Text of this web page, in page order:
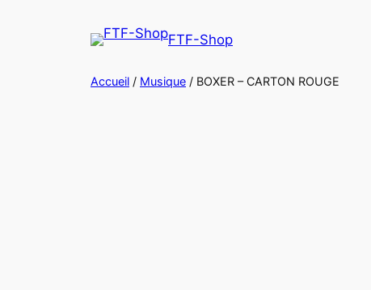
FTF-Shop
Accueil / Musique / BOXER – CARTON ROUGE